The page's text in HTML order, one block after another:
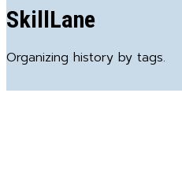
SkillLane
Organizing history by tags.